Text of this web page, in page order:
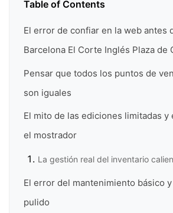
Table of Contents
El error de confiar en la web antes
Barcelona El Corte Inglés Plaza de
Pensar que todos los puntos de
son iguales
El mito de las ediciones limitadas y
el mostrador
La gestión real del inventario
El error del mantenimiento básico
pulido